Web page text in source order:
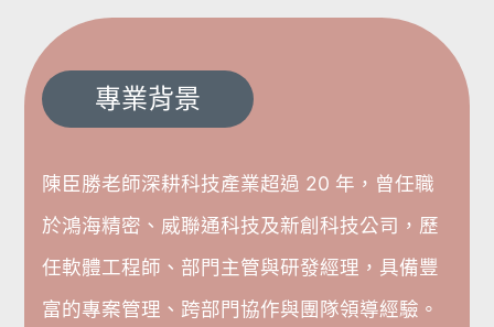
專業背景
陳臣勝老師深耕科技產業超過 20 年，曾任職
於鴻海精密、威聯通科技及新創科技公司，歷
任軟體工程師、部門主管與研發經理，具備豐
富的專案管理、跨部門協作與團隊領導經驗。